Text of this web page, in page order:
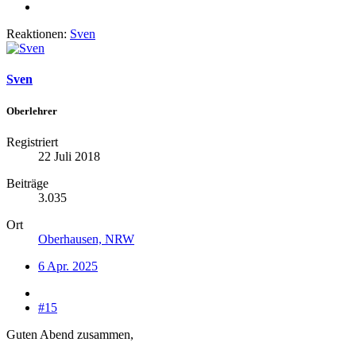
Reaktionen: Sven
Sven
Oberlehrer
Registriert
22 Juli 2018
Beiträge
3.035
Ort
Oberhausen, NRW
6 Apr. 2025
#15
Guten Abend zusammen,